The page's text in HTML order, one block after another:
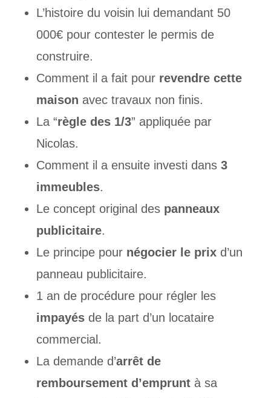
L’histoire du voisin lui demandant 50
000€ pour contester le permis de
construire.
Comment il a fait pour revendre cette
maison avec travaux non finis.
La “règle des 1/3” appliquée par
Nicolas.
Comment il a ensuite investi dans 3
immeubles.
Le concept original des panneaux
publicitaire.
Le principe pour négocier le prixd’un
panneau publicitaire.
1 an de procédure pour régler les
impayés de la part d’un locataire
commercial.
La demande d’arrêt de
remboursement d’empruntà sa